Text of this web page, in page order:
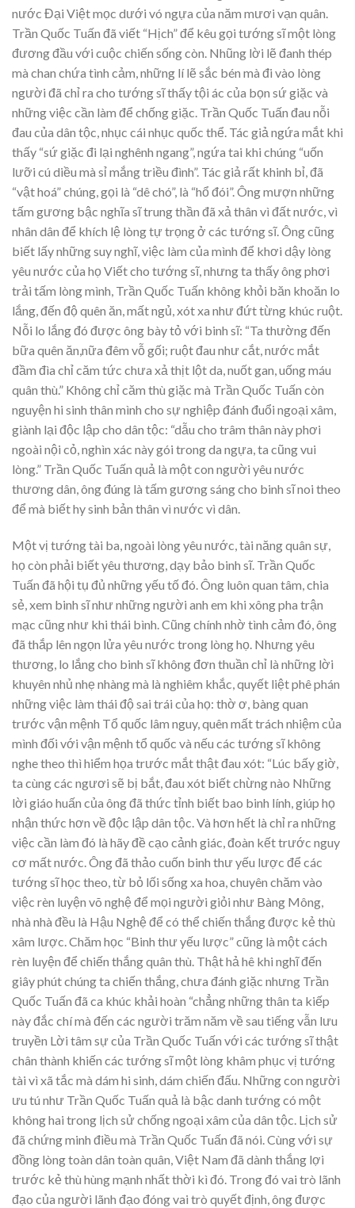
nước Đại Việt mọc dưới vó ngựa của năm mươi vạn quân.
Trần Quốc Tuấn đã viết “Hịch” để kêu gọi tướng sĩ một lòng
đương đầu với cuộc chiến sống còn. Nhũng lời lẽ đanh thép
mà chan chứa tình cảm, những lí lẽ sắc bén mà đi vào lòng
người đã chỉ ra cho tướng sĩ thấy tội ác của bọn sứ giặc và
những việc cần làm để chống giặc. Trần Quốc Tuấn đau nỗi
đau của dân tộc, nhục cái nhục quốc thể. Tác giả ngứa mắt khi
thấy “sứ giặc đi lại nghênh ngang”, ngứa tai khi chúng “uốn
lưỡi cú diều mà sỉ mắng triều đình”. Tác giả rất khinh bỉ, đã
“vật hoá” chúng, gọi là “dê chó”, là “hổ đói”. Ông mượn những
tấm gương bậc nghĩa sĩ trung thần đã xả thân vì đất nước, vì
nhân dân để khích lệ lòng tự trọng ở các tướng sĩ. Ông cũng
biết lấy những suy nghĩ, việc làm của mình để khơi dậy lòng
yêu nước của họ Viết cho tướng sĩ, nhưng ta thấy ông phơi
trải tấm lòng mình, Trần Quốc Tuấn không khỏi băn khoăn lo
lắng, đến độ quên ăn, mất ngủ, xót xa như đứt từng khúc ruột.
Nỗi lo lắng đó được ông bày tỏ với binh sĩ: “Ta thường đến
bữa quên ăn,nữa đêm vỗ gối; ruột đau như cắt, nước mắt
đầm đìa chỉ căm tức chưa xả thịt lột da, nuốt gan, uống máu
quân thù.” Không chỉ căm thù giặc mà Trần Quốc Tuấn còn
nguyện hi sinh thân mình cho sự nghiệp đánh đuổi ngoại xâm,
giành lại độc lập cho dân tộc: “dẫu cho trâm thân này phơi
ngoài nội cỏ, nghìn xác này gói trong da ngựa, ta cũng vui
lòng.” Trần Quốc Tuấn quả là một con người yêu nước
thương dân, ông đúng là tấm gương sáng cho binh sĩ noi theo
để mà biết hy sinh bản thân vì nước vì dân.
Một vị tướng tài ba, ngoài lòng yêu nước, tài năng quân sự,
họ còn phải biết yêu thương, dạy bảo binh sĩ. Trần Quốc
Tuấn đã hội tụ đủ những yếu tố đó. Ông luôn quan tâm, chia
sẻ, xem binh sĩ như những người anh em khi xông pha trận
mạc cũng như khi thái bình. Cũng chính nhờ tình cảm đó, ông
đã thắp lên ngọn lửa yêu nước trong lòng họ. Nhưng yêu
thương, lo lắng cho binh sĩ không đơn thuần chỉ là những lời
khuyên nhủ nhẹ nhàng mà là nghiêm khắc, quyết liệt phê phán
những việc làm thái độ sai trái của họ: thờ ơ, bàng quan
trước vận mệnh Tổ quốc lâm nguy, quên mất trách nhiệm của
mình đối với vận mệnh tổ quốc và nếu các tướng sĩ không
nghe theo thì hiểm họa trước mắt thật đau xót: “Lúc bấy giờ,
ta cùng các ngươi sẽ bị bắt, đau xót biết chừng nào Những
lời giáo huấn của ông đã thức tỉnh biết bao binh lính, giúp họ
nhận thức hơn về độc lập dân tộc. Và hơn hết là chỉ ra những
việc cần làm đó là hãy đề cạo cảnh giác, đoàn kết trước nguy
cơ mất nước. Ông đã thảo cuốn binh thư yếu lược để các
tướng sĩ học theo, từ bỏ lối sống xa hoa, chuyên chăm vào
việc rèn luyện võ nghệ để mọi người giỏi như Bàng Mông,
nhà nhà đều là Hậu Nghệ để có thể chiến thắng được kẻ thù
xâm lược. Chăm học “Binh thư yếu lược” cũng là một cách
rèn luyện để chiến thắng quân thù. Thật hả hê khi nghĩ đến
giây phút chúng ta chiến thắng, chưa đánh giặc nhưng Trần
Quốc Tuấn đã ca khúc khải hoàn “chẳng những thân ta kiếp
này đắc chí mà đến các người trăm năm về sau tiếng vẫn lưu
truyền Lời tâm sự của Trần Quốc Tuấn với các tướng sĩ thật
chân thành khiến các tướng sĩ một lòng khâm phục vị tướng
tài vì xã tắc mà dám hi sinh, dám chiến đấu. Những con người
ưu tú như Trần Quốc Tuấn quả là bậc danh tướng có một
không hai trong lịch sử chống ngoại xâm của dân tộc. Lịch sử
đã chứng minh điều mà Trần Quốc Tuấn đã nói. Cùng với sự
đồng lòng toàn dân toàn quân, Việt Nam đã dành thắng lợi
trước kẻ thù hùng mạnh nhất thời kì đó. Trong đó vai trò lãnh
đạo của người lãnh đạo đóng vai trò quyết định, ông được